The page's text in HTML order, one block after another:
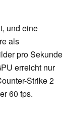
und eine
als
pro Sekunde
erreicht nur
Strike 2
60 fps.